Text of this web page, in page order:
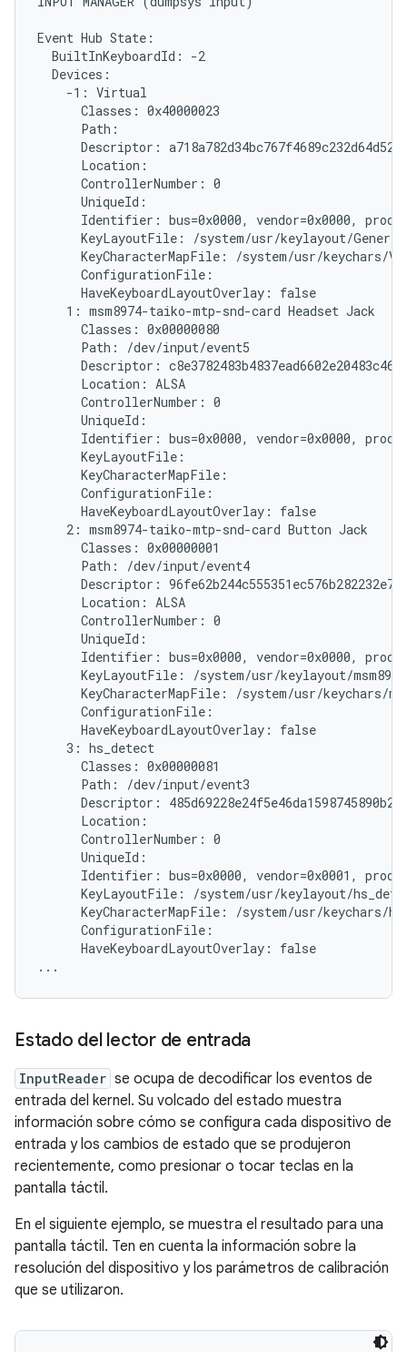
Event Hub State:
  BuiltInKeyboardId: -2
  Devices:
    -1: Virtual
      Classes: 0x40000023
      Path:
Descriptor:
      Location:
      ControllerNumber: 0
      UniqueId:
Identifier: bus=0x0000, vendor=0x0000,
KeyLayoutFile: /system/usr/keylayout/
KeyCharacterMapFile: /system/usr/keychars/
      ConfigurationFile:
      HaveKeyboardLayoutOverlay: false
    1: msm8974-taiko-mtp-snd-card Headset Jack
      Classes: 0x00000080
      Path: /dev/input/event5
Descriptor:
      Location: ALSA
      ControllerNumber: 0
      UniqueId:
Identifier: bus=0x0000, vendor=0x0000,
      KeyLayoutFile:
      KeyCharacterMapFile:
      ConfigurationFile:
      HaveKeyboardLayoutOverlay: false
    2: msm8974-taiko-mtp-snd-card Button Jack
      Classes: 0x00000001
      Path: /dev/input/event4
Descriptor:
      Location: ALSA
      ControllerNumber: 0
      UniqueId:
Identifier: bus=0x0000, vendor=0x0000,
KeyLayoutFile: /system/usr/keylayout/
KeyCharacterMapFile: /system/usr/keychars/
      ConfigurationFile:
      HaveKeyboardLayoutOverlay: false
    3: hs_detect
      Classes: 0x00000081
      Path: /dev/input/event3
Descriptor:
      Location:
      ControllerNumber: 0
      UniqueId:
Identifier: bus=0x0000, vendor=0x0001,
KeyLayoutFile: /system/usr/keylayout/
KeyCharacterMapFile: /system/usr/keychars/
      ConfigurationFile:
      HaveKeyboardLayoutOverlay: false
Estado del lector de entrada
InputReader se ocupa de decodificar los eventos de
entrada del kernel. Su volcado del estado muestra
información sobre cómo se configura cada dispositivo de
entrada y los cambios de estado que se produjeron
recientemente, como presionar o tocar teclas en la
pantalla táctil.
En el siguiente ejemplo, se muestra el resultado para una
pantalla táctil. Ten en cuenta la información sobre la
resolución del dispositivo y los parámetros de calibración
que se utilizaron.